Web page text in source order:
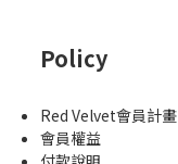
Policy
Red Velvet會員計畫
會員權益